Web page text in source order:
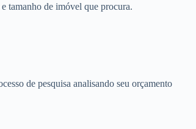
tamanho de imóvel que procura.
de pesquisa analisando seu orçamento